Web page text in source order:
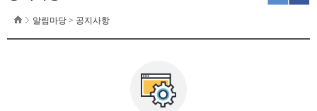
알림마당 > 공지사항